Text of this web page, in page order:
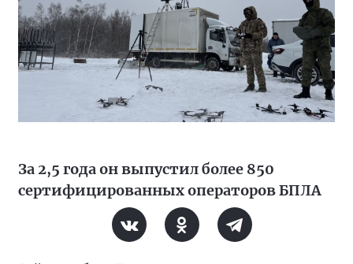
За 2,5 года он выпустил более 850
сертифицированных операторов БПЛА